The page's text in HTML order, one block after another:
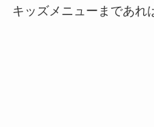
キッズメニューまであれ